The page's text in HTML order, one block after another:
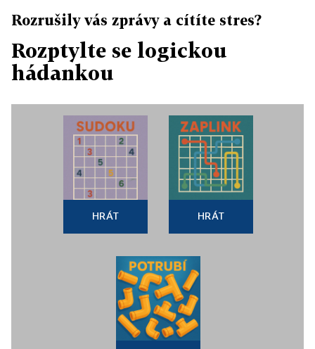
Rozrušily vás zprávy a cítíte stres?
Rozptylte se logickou
hádankou
HRÁT HRÁT